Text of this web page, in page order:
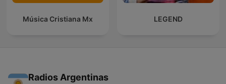
Música Cristiana Mx LEGEND
Radios Argentinas